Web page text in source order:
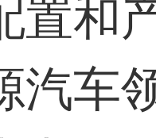
置和
汽车